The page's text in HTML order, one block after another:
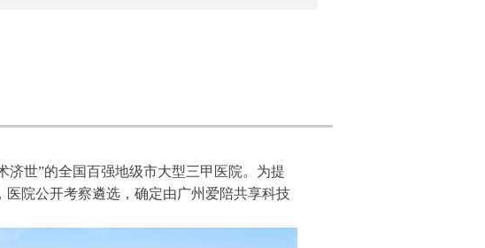
世”的全国百强地级市大型三甲医院。为提
院公开考察遴选，确定由广州爱陪共享科技